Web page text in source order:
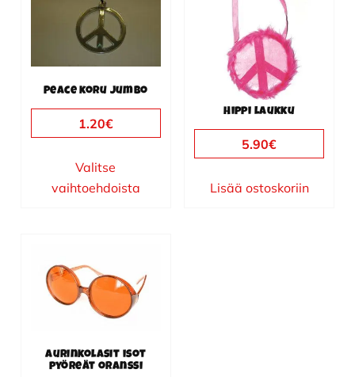
Peace koru jumbo
1.20€
Valitse
vaihtoehdoista
useampi
muunnelma.
sivulla.
Hippi laukku
5.90€
Lisää ostoskoriin
Aurinkolasit isot
pyöreät oranssi